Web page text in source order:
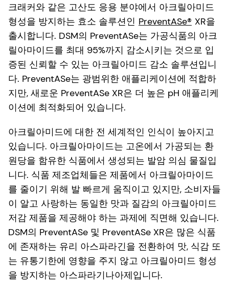
크래커와 같은 고산도 응용 분야에서 아크릴아미드
형성을 방지하는 효소 솔루션인 PreventASe® XR을
출시합니다. DSM의 PreventASe는 가공식품의 아크
릴아마이드를 최대 95%까지 감소시키는 것으로 입
증된 신뢰할 수 있는 아크릴아미드 감소 솔루션입니
다. PreventASe는 광범위한 애플리케이션에 적합하
지만, 새로운 PreventASe XR은 더 높은 pH 애플리케
이션에 최적화되어 있습니다.
아크릴아미드에 대한 전 세계적인 인식이 높아지고
있습니다. 아크릴아마이드는 고온에서 가공되는 환
원당을 함유한 식품에서 생성되는 발암 의심 물질입
니다. 식품 제조업체들은 제품에서 아크릴아마이드
를 줄이기 위해 발 빠르게 움직이고 있지만, 소비자들
이 알고 사랑하는 동일한 맛과 질감의 아크릴아미드
저감 제품을 제공해야 하는 과제에 직면해 있습니다.
DSM의 PreventASe 및 PreventASe XR은 많은 식품
에 존재하는 유리 아스파라긴을 전환하여 맛, 식감 또
는 유통기한에 영향을 주지 않고 아크릴아미드 형성
을 방지하는 아스파라기나아제입니다.